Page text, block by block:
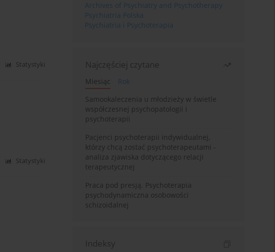
Statystyki
Statystyki
Archives of Psychiatry and Psychotherapy
Psychiatria Polska
Psychiatria i Psychoterapia
Najczęściej czytane
Miesiąc
Rok
Samookaleczenia u młodzieży w świetle
współczesnej psychopatologii i
psychoterapii
Pacjenci psychoterapii indywidualnej,
którzy chcą zostać psychoterapeutami -
analiza zjawiska dotyczącego relacji
terapeutycznej
Praca pod presją. Psychoterapia
psychodynamiczna osobowości
schizoidalnej
Indeksy